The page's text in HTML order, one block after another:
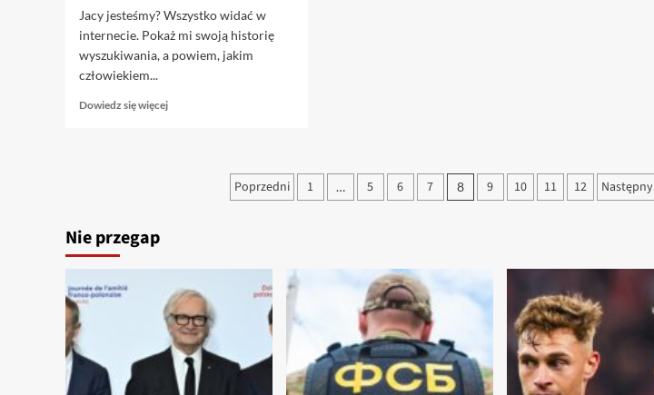
Jacy jesteśmy? Wszystko widać w
internecie. Pokaż mi swoją historię
wyszukiwania, a powiem, jakim
człowiekiem...
Dowiedz się więcejDowiedz
nich
internet?
Stronicowanie
Poprzedni 1 … 5 6 7 8 9 10 11 12 Następny
Nie przegap